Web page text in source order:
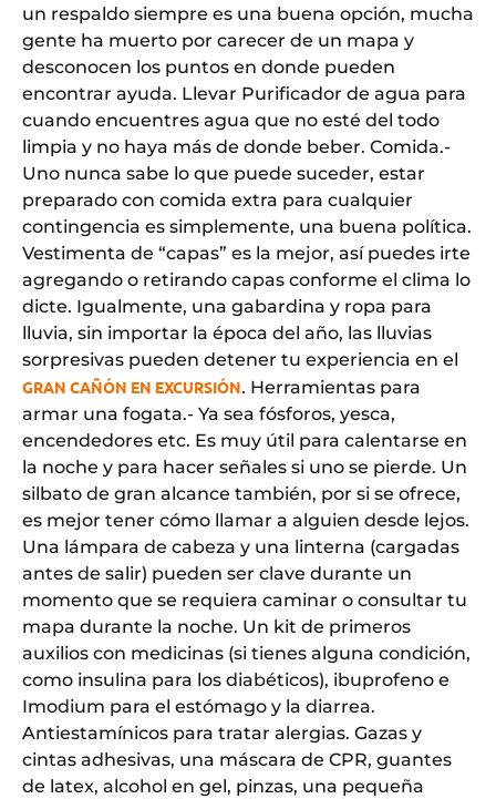
un respaldo siempre es una buena opción, mucha
gente ha muerto por carecer de un mapa y
desconocen los puntos en donde pueden
encontrar ayuda. Llevar Purificador de agua para
cuando encuentres agua que no esté del todo
limpia y no haya más de donde beber. Comida.-
Uno nunca sabe lo que puede suceder, estar
preparado con comida extra para cualquier
contingencia es simplemente, una buena política.
Vestimenta de “capas” es la mejor, así puedes irte
agregando o retirando capas conforme el clima lo
dicte. Igualmente, una gabardina y ropa para
lluvia, sin importar la época del año, las lluvias
sorpresivas pueden detener tu experiencia en el
GRAN CAÑÓN EN EXCURSIÓN. Herramientas para
armar una fogata.- Ya sea fósforos, yesca,
encendedores etc. Es muy útil para calentarse en
la noche y para hacer señales si uno se pierde. Un
silbato de gran alcance también, por si se ofrece,
es mejor tener cómo llamar a alguien desde lejos.
Una lámpara de cabeza y una linterna (cargadas
antes de salir) pueden ser clave durante un
momento que se requiera caminar o consultar tu
mapa durante la noche. Un kit de primeros
auxilios con medicinas (si tienes alguna condición,
como insulina para los diabéticos), ibuprofeno e
Imodium para el estómago y la diarrea.
Antiestamínicos para tratar alergias. Gazas y
cintas adhesivas, una máscara de CPR, guantes
de latex, alcohol en gel, pinzas, una pequeña